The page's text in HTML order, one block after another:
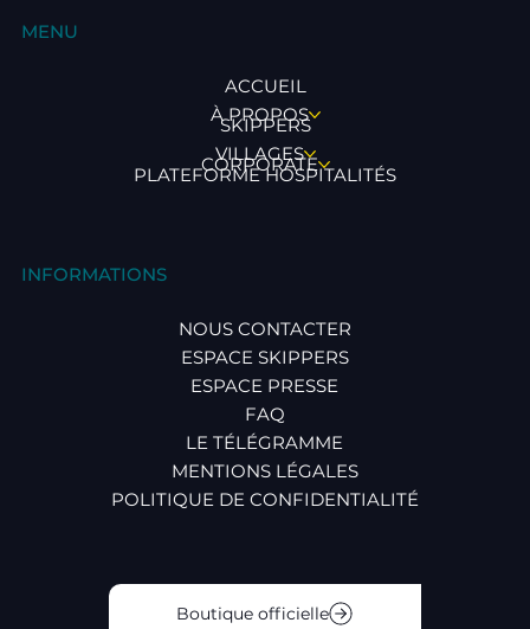
MENU
ACCUEIL
À PROPOS
SKIPPERS
VILLAGES
CORPORATE
PLATEFORME HOSPITALITÉS
INFORMATIONS
NOUS CONTACTER
ESPACE SKIPPERS
ESPACE PRESSE
FAQ
LE TÉLÉGRAMME
MENTIONS LÉGALES
POLITIQUE DE CONFIDENTIALITÉ
Boutique officielle